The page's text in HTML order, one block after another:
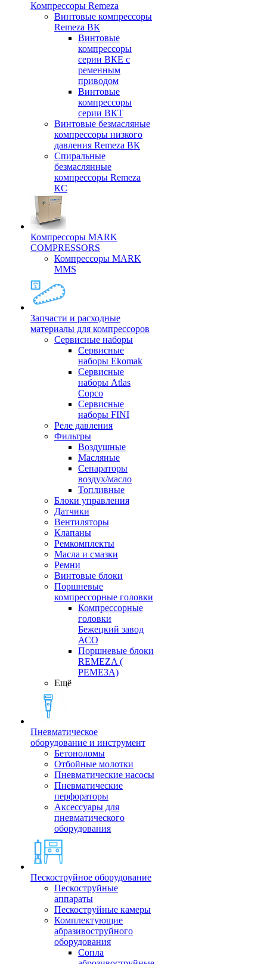
Компрессоры Remeza
Винтовые компрессоры
Remeza ВК
Винтовые
компрессоры
серии ВКЕ с
ременным
приводом
Винтовые
компрессоры
серии ВКТ
Винтовые безмасляные
компрессоры низкого
давления Remeza ВК
Спиральные
безмаслянные
компрессоры Remeza
КС
Компрессоры MARK
COMPRESSORS
Компрессоры MARK
MMS
Запчасти и расходные
материалы для компрессоров
Cервисные наборы
Сервисные
наборы Ekomak
Cервисные
наборы Atlas
Copco
Сервисные
наборы FINI
Реле давления
Фильтры
Воздушные
Масляные
Сепараторы
воздух/масло
Топливные
Блоки управления
Датчики
Вентиляторы
Клапаны
Ремкомплекты
Масла и смазки
Ремни
Винтовые блоки
Поршневые
компрессорные головки
Компрессорные
головки
Бежецкий завод
АСО
Поршневые блоки
REMEZA (
РЕМЕЗА)
Ещё
Пневматическое
оборудование и инструмент
Бетоноломы
Отбойные молотки
Пневматические насосы
Пневматические
перфораторы
Аксессуары для
пневматического
оборудования
Пескоструйное оборудование
Пескоструйные
аппараты
Пескоструйные камеры
Комплектующие
абразивоструйного
оборудования
Сопла